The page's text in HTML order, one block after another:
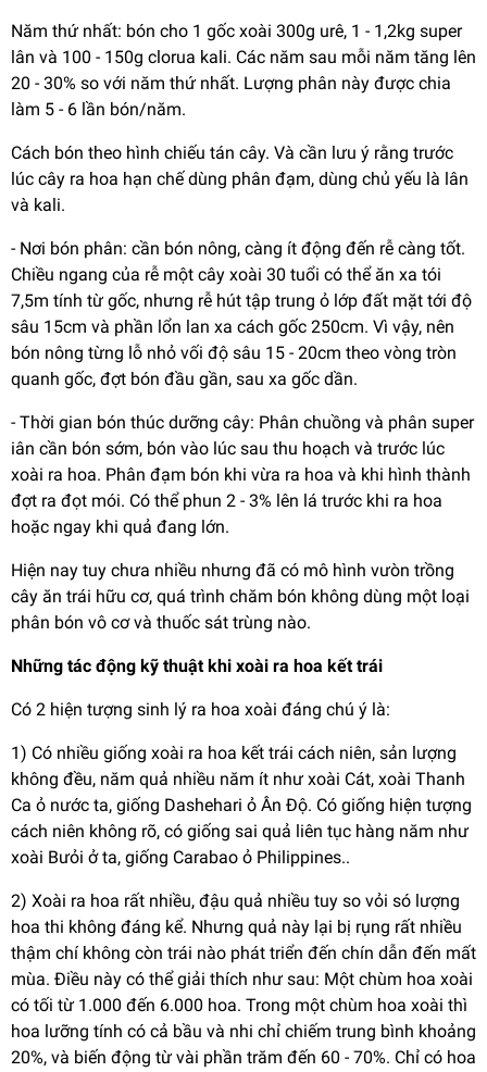
Năm thứ nhất: bón cho 1 gốc xoài 300g urê, 1 - 1,2kg super
lân và 100 - 150g clorua kali. Các năm sau mỗi năm tăng lên
20 - 30% so với năm thứ nhất. Lượng phân này được chia
làm 5 - 6 lần bón/năm.
Cách bón theo hình chiếu tán cây. Và cần lưu ý rằng trước
lúc cây ra hoa hạn chế dùng phân đạm, dùng chủ yếu là lân
và kali.
- Nơi bón phân: cần bón nông, càng ít động đến rễ càng tốt.
Chiều ngang của rễ một cây xoài 30 tuổi có thể ăn xa tói
7,5m tính từ gốc, nhưng rễ hút tập trung ỏ lớp đất mặt tới độ
sâu 15cm và phần lổn lan xa cách gốc 250cm. Vì vậy, nên
bón nông từng lỗ nhỏ vối độ sâu 15 - 20cm theo vòng tròn
quanh gốc, đợt bón đầu gần, sau xa gốc dần.
- Thời gian bón thúc dưỡng cây: Phân chuồng và phân super
iân cần bón sớm, bón vào lúc sau thu hoạch và trước lúc
xoài ra hoa. Phân đạm bón khi vừa ra hoa và khi hình thành
đợt ra đọt mói. Có thể phun 2 - 3% lên lá trước khi ra hoa
hoặc ngay khi quả đang lớn.
Hiện nay tuy chưa nhiều nhưng đã có mô hình vưòn trồng
cây ăn trái hữu cơ, quá trình chăm bón không dùng một loại
phân bón vô cơ và thuốc sát trùng nào.
Những tác động kỹ thuật khi xoài ra hoa kết trái
Có 2 hiện tượng sinh lý ra hoa xoài đáng chú ý là:
1) Có nhiều giống xoài ra hoa kết trái cách niên, sản lượng
không đều, năm quả nhiều năm ít như xoài Cát, xoài Thanh
Ca ỏ nước ta, giống Dashehari ỏ Ân Độ. Có giống hiện tượng
cách niên không rõ, có giống sai quả liên tục hàng năm như
xoài Bưỏi ở ta, giống Carabao ỏ Philippines..
2) Xoài ra hoa rất nhiều, đậu quả nhiều tuy so vỏi só lượng
hoa thi không đáng kể. Nhưng quả này lại bị rụng rất nhiều
thậm chí không còn trái nào phát triển đến chín dẫn đến mất
mùa. Điều này có thể giải thích như sau: Một chùm hoa xoài
có tối từ 1.000 đến 6.000 hoa. Trong một chùm hoa xoài thì
hoa lưỡng tính có cả bầu và nhi chỉ chiếm trung bình khoảng
20%, và biến động từ vài phần trăm đến 60 - 70%. Chỉ có hoa